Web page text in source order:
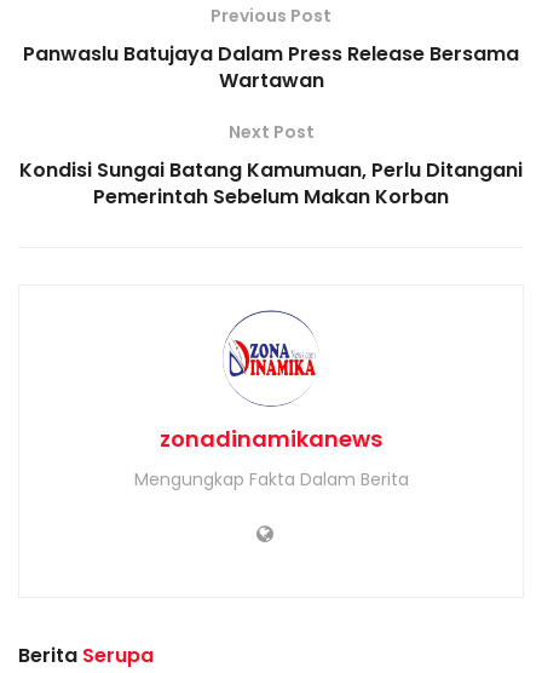
Previous Post
Panwaslu Batujaya Dalam Press Release Bersama
Wartawan
Next Post
Kondisi Sungai Batang Kamumuan, Perlu Ditangani
Pemerintah Sebelum Makan Korban
zonadinamikanews
Mengungkap Fakta Dalam Berita
Berita Serupa